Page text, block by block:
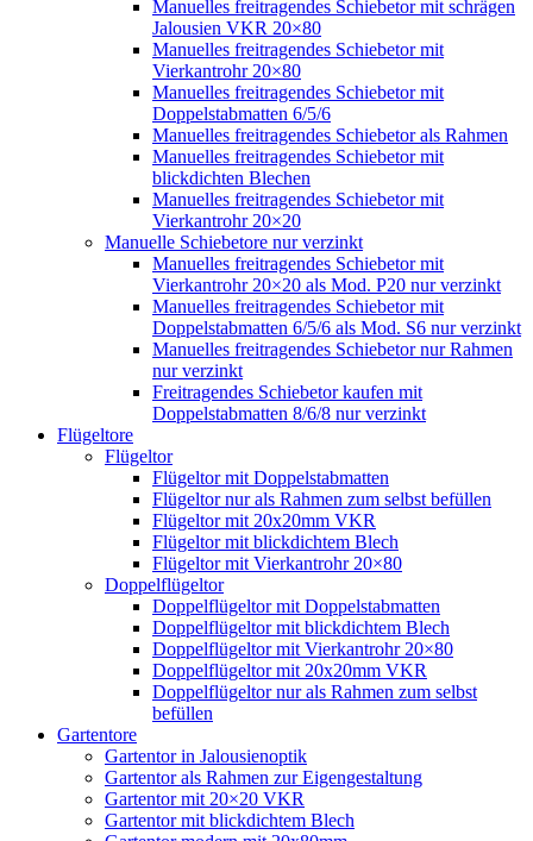
Manuelles freitragendes Schiebetor mit schrägen
Jalousien VKR 20×80
Manuelles freitragendes Schiebetor mit
Vierkantrohr 20×80
Manuelles freitragendes Schiebetor mit
Doppelstabmatten 6/5/6
Manuelles freitragendes Schiebetor als Rahmen
Manuelles freitragendes Schiebetor mit
blickdichten Blechen
Manuelles freitragendes Schiebetor mit
Vierkantrohr 20×20
Manuelle Schiebetore nur verzinkt
Manuelles freitragendes Schiebetor mit
Vierkantrohr 20×20 als Mod. P20 nur verzinkt
Manuelles freitragendes Schiebetor mit
Doppelstabmatten 6/5/6 als Mod. S6 nur verzinkt
Manuelles freitragendes Schiebetor nur Rahmen
nur verzinkt
Freitragendes Schiebetor kaufen mit
Doppelstabmatten 8/6/8 nur verzinkt
Flügeltore
Flügeltor
Flügeltor mit Doppelstabmatten
Flügeltor nur als Rahmen zum selbst befüllen
Flügeltor mit 20x20mm VKR
Flügeltor mit blickdichtem Blech
Flügeltor mit Vierkantrohr 20×80
Doppelflügeltor
Doppelflügeltor mit Doppelstabmatten
Doppelflügeltor mit blickdichtem Blech
Doppelflügeltor mit Vierkantrohr 20×80
Doppelflügeltor mit 20x20mm VKR
Doppelflügeltor nur als Rahmen zum selbst
befüllen
Gartentore
Gartentor in Jalousienoptik
Gartentor als Rahmen zur Eigengestaltung
Gartentor mit 20×20 VKR
Gartentor mit blickdichtem Blech